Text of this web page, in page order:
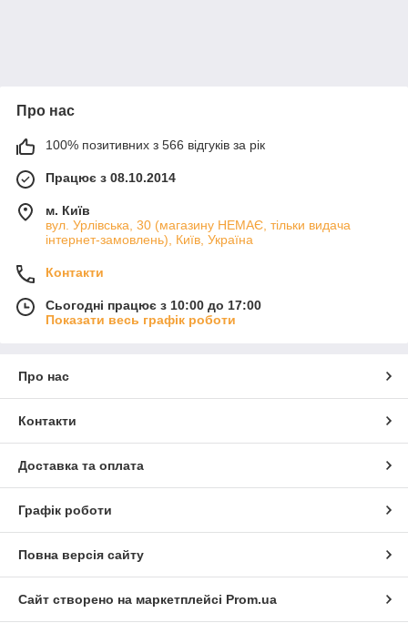
Про нас
100% позитивних з 566 відгуків за рік
Працює з 08.10.2014
м. Київ
вул. Урлівська, 30 (магазину НЕМАЄ, тільки видача
інтернет-замовлень), Київ, Україна
Контакти
Сьогодні працює з 10:00 до 17:00
Показати весь графік роботи
Про нас
Контакти
Доставка та оплата
Графік роботи
Повна версія сайту
Сайт створено на маркетплейсі Prom.ua